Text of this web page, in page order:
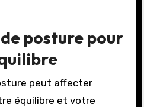
posture pour
peut affecter
équilibre et votre